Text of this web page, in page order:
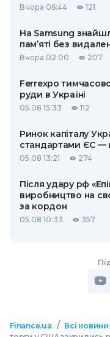
Вчора 06:44 121
На Samsung
пам’яті без
Вчора 02:00 207
Ferrexpo
руди в Україні
05.08 15:33 112
Ринок капіталу
стандартами ЄС —
05.08 13:21 274
Після удару рф
виробництво на
за кордон
05.08 10:33 357
Finance.ua / Всі новини